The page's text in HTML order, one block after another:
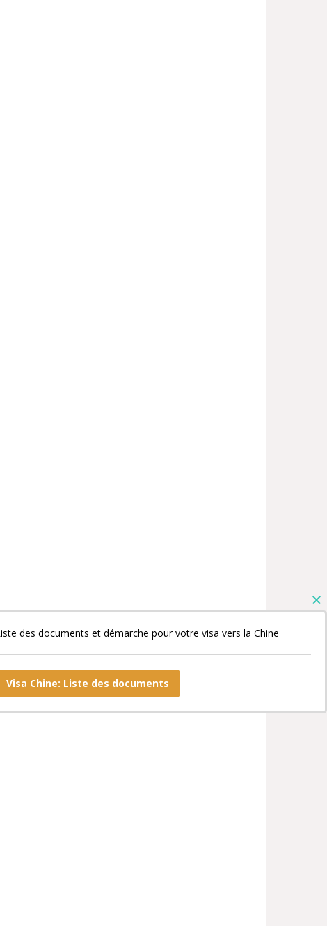
des documents et démarche pour votre visa vers la Chine
Visa Chine: Liste des documents